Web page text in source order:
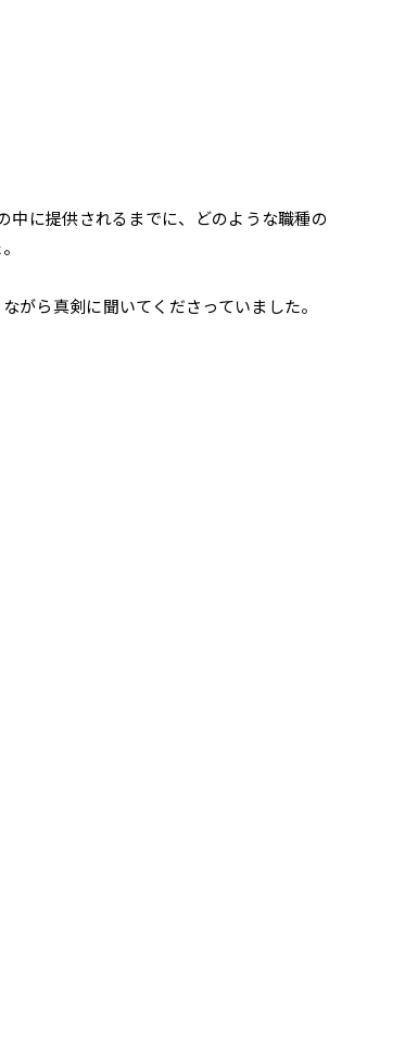
中に提供されるまでに、どのような職種の
がら真剣に聞いてくださっていました。